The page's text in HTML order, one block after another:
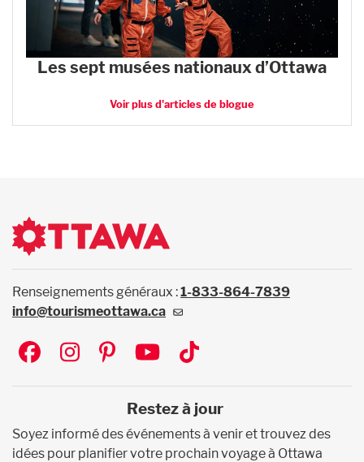
Les sept musées nationaux d’Ottawa
Voir plus d'articles de blogue
Renseignements généraux :1-833-864-7839
info@tourismeottawa.ca
Social
Restez à jour
Soyez informé des événements à venir et trouvez des
idées pour planifier votre prochain voyage à Ottawa